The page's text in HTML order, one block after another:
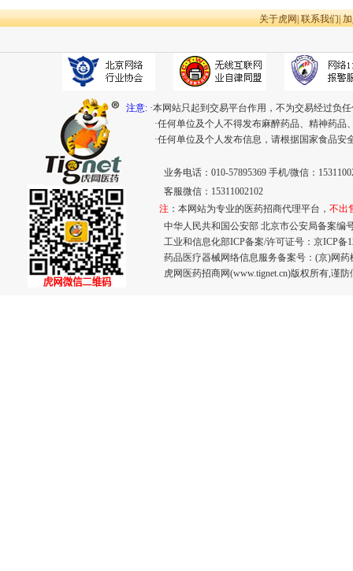
关于虎网|联系我们|
注意: ·本网站只起到交易平台作用，不为交易经过负
·任何单位及个人不得发布麻醉药品、精神药
·任何单位及个人发布信息，请根据国家食品
业务电话：010-57895369 手机/微信：
客服微信：15311002102
注 ：本网站为专业的医药招商代理平台， 不出
中华人民共和国公安部 北京市公安局备案编
工业和信息化部ICP备案/许可证号： 京ICP备
药品医疗器械网络信息服务备案号：(京)网药
虎网医药招商网(www.tignet.cn)版权所有,谨防